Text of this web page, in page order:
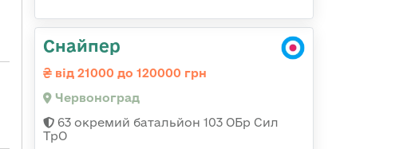
Снайпер
від 21000 до 120000 грн
Червоноград
63 окремий батальйон 103 ОБр Сил
ТрО